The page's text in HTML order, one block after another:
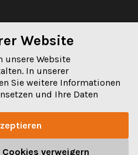
Website
unsere Website
In unserer
Sie weitere Informationen
und Ihre Daten
verweigern